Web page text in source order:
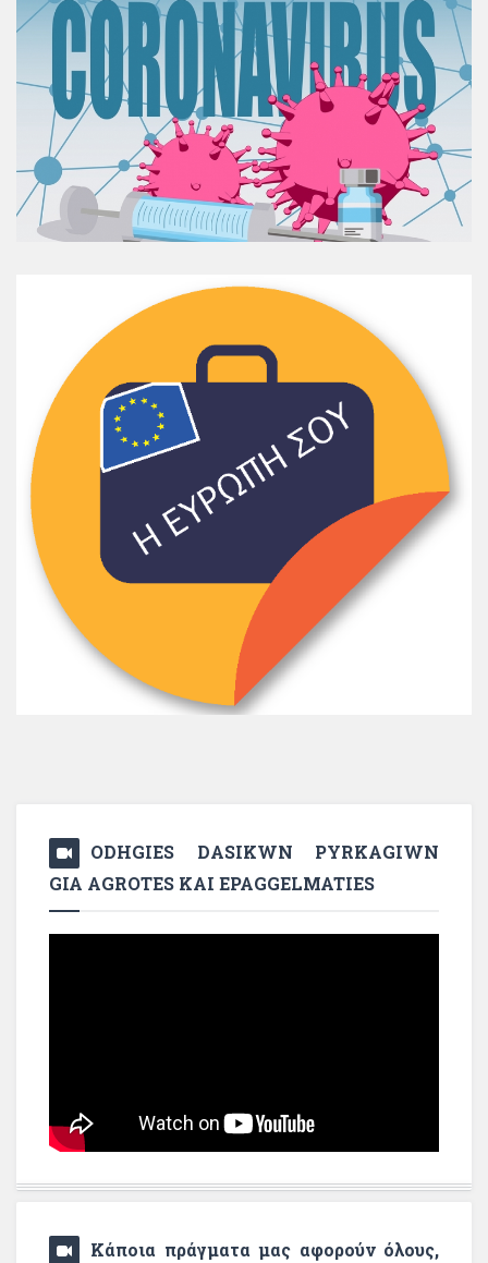
ODHGIES DASIKWN PYRKAGIWN
GIA AGROTES KAI EPAGGELMATIES
Κάποια πράγματα μας αφορούν όλους,